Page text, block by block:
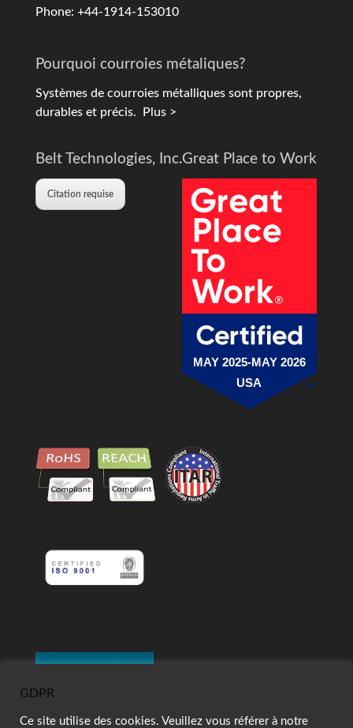
Phone: +44-1914-153010
Pourquoi courroies métaliques?
Systèmes de courroies métalliques sont propres,
durables et précis. Plus >
Belt Technologies, Inc.
Citation requise
Great Place to Work
MAY 2025-MAY 2026
USA
GDPR
Ce site utilise des cookies. Veuillez vous référer à notre